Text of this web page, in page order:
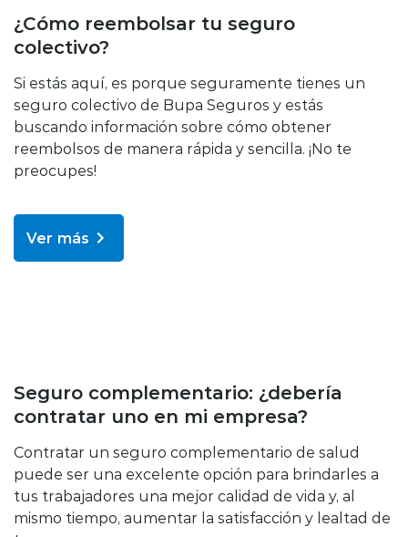
¿Cómo reembolsar tu seguro
colectivo?
Si estás aquí, es porque seguramente tienes un
seguro colectivo de Bupa Seguros y estás
buscando información sobre cómo obtener
reembolsos de manera rápida y sencilla. ¡No te
preocupes!
Ver más
Seguro complementario: ¿debería
contratar uno en mi empresa?
Contratar un seguro complementario de salud
puede ser una excelente opción para brindarles a
tus trabajadores una mejor calidad de vida y, al
mismo tiempo, aumentar la satisfacción y lealtad de